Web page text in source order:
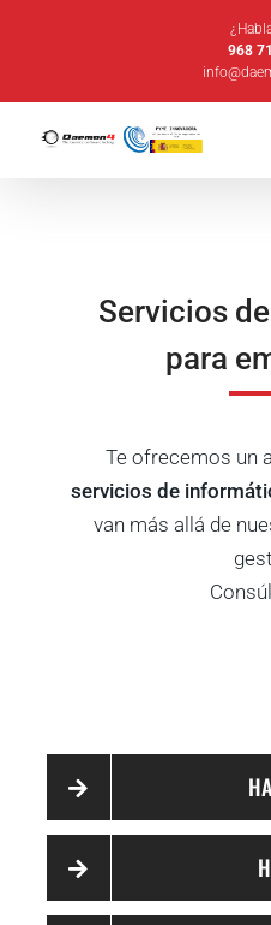
968
Servicios
para
Te ofrecemos un
servicios de
van más allá de